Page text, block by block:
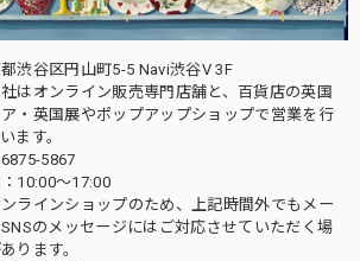
渋谷区円山町5-5 Navi渋谷V 3F
はオンライン販売専門店舗と、百貨店の英国
ア・英国展やポップアップショップで営業を行
ます。
5867
10:00～17:00
ラインショップのため、上記時間外でもメー
のメッセージにはご対応させていただく場
ります。